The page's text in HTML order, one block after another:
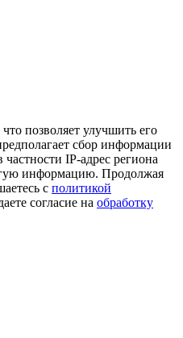
позволяет улучшить его
сбор информации
частности IP-адрес региона
информацию. Продолжая
с политикой
согласие на обработку